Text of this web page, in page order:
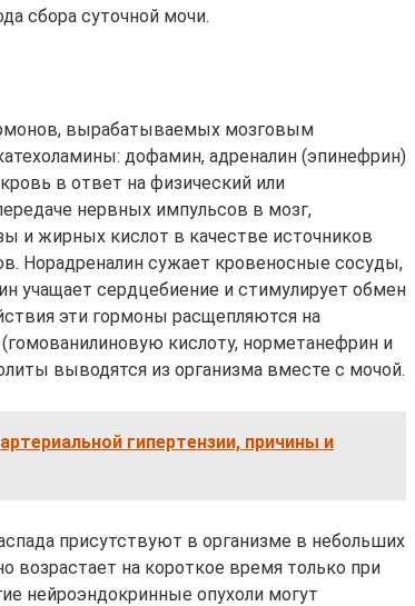
сбора суточной мочи.
вырабатываемых мозговым
дофамин, адреналин (эпинефрин)
в ответ на физический или
нервных импульсов в мозг,
жирных кислот в качестве источников
Норадреналин сужает кровеносные сосуды,
учащает сердцебиение и стимулирует обмен
эти гормоны расщепляются на
кислоту, норметанефрин и
выводятся из организма вместе с мочой.
гипертензии, причины и
присутствуют в организме в небольших
возрастает на короткое время только при
нейроэндокринные опухоли могут